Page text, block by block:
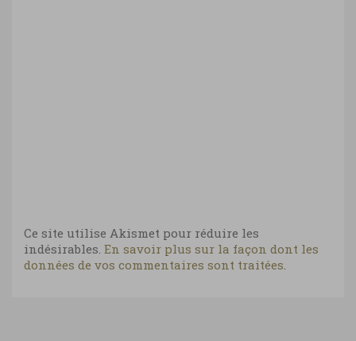
Ce site utilise Akismet pour réduire les
indésirables. En savoir plus sur la façon dont les
données de vos commentaires sont traitées